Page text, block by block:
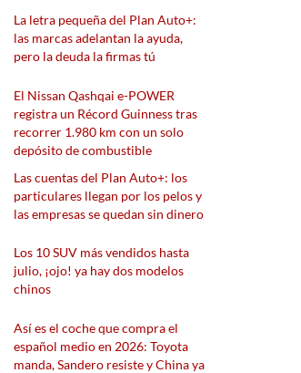
La letra pequeña del Plan Auto+:
las marcas adelantan la ayuda,
pero la deuda la firmas tú
El Nissan Qashqai e-POWER
registra un Récord Guinness tras
recorrer 1.980 km con un solo
depósito de combustible
Las cuentas del Plan Auto+: los
particulares llegan por los pelos y
las empresas se quedan sin dinero
Los 10 SUV más vendidos hasta
julio, ¡ojo! ya hay dos modelos
chinos
Así es el coche que compra el
español medio en 2026: Toyota
manda, Sandero resiste y China ya